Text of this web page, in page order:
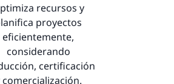
recursos y
proyectos
eficientemente,
considerando
certificación
comercialización.